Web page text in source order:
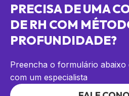
PRECISA DE UMA
DE RH COM
PROFUNDIDADE?
Preencha o formulário abaixo
com um especialista